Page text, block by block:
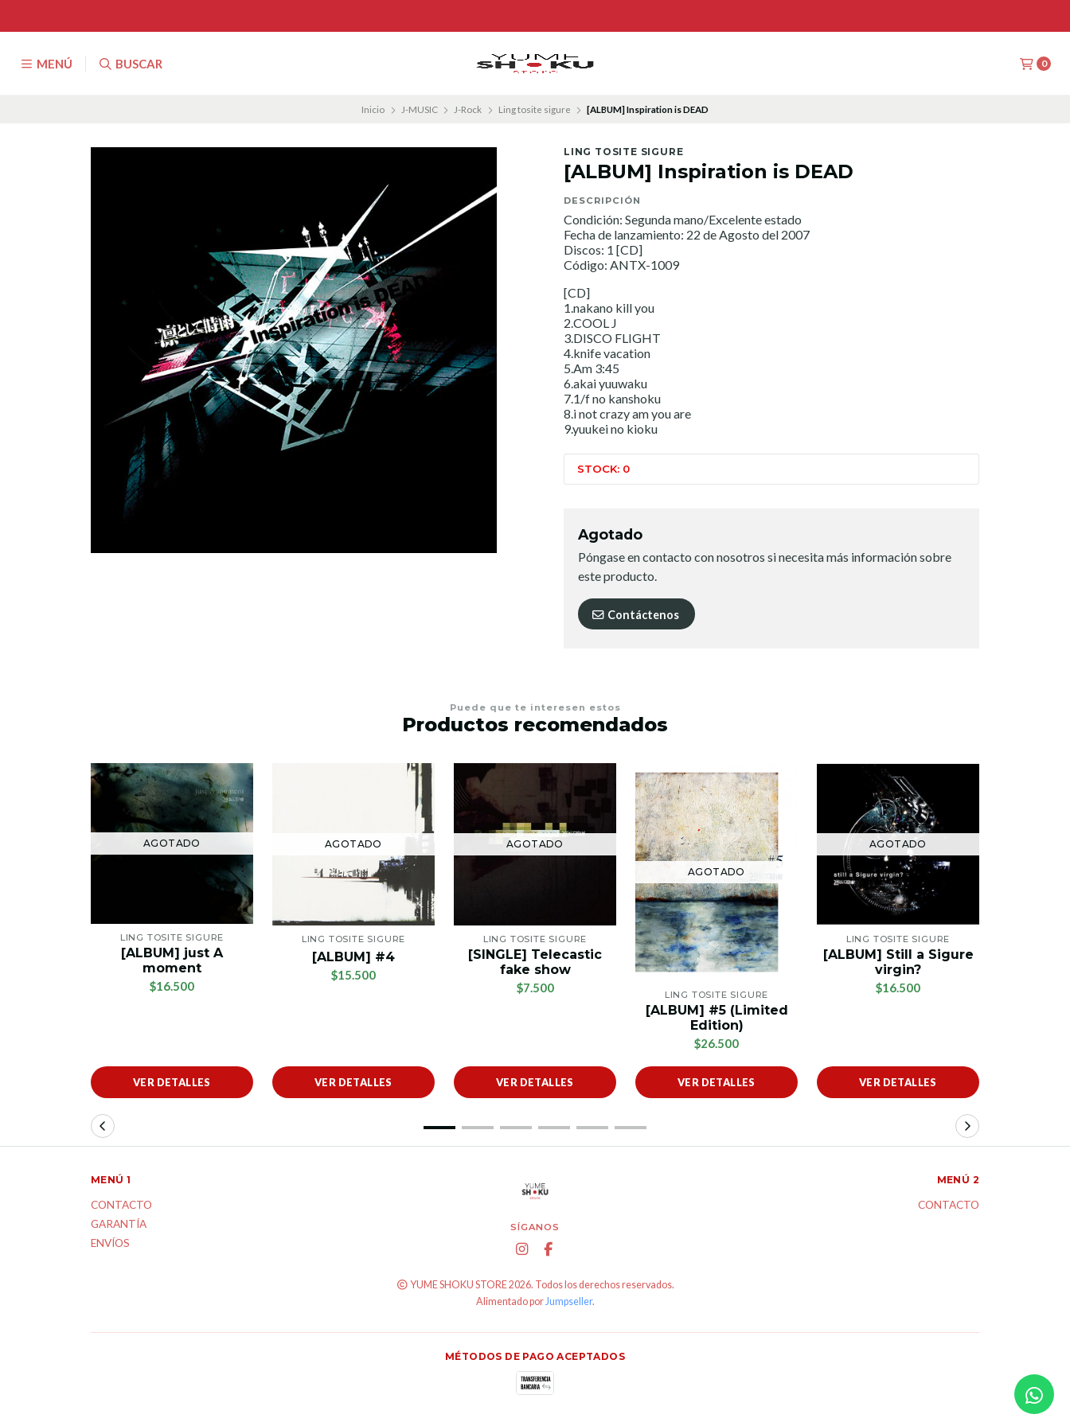
MENÚ BUSCAR 0
Inicio J-MUSIC J-Rock Ling tosite sigure [ALBUM] Inspiration is DEAD
LING TOSITE SIGURE
[ALBUM] Inspiration is DEAD
DESCRIPCIÓN
Condición: Segunda mano/Excelente estado
Fecha de lanzamiento: 22 de Agosto del 2007
Discos: 1 [CD]
Código: ANTX-1009
[CD]
1.nakano kill you
2.COOL J
3.DISCO FLIGHT
4.knife vacation
5.Am 3:45
6.akai yuuwaku
7.1/f no kanshoku
8.i not crazy am you are
9.yuukei no kioku
STOCK: 0
Agotado
Póngase en contacto con nosotros si necesita más información sobre
este producto.
Contáctenos
Puede que te interesen estos
Productos recomendados
AGOTADO
LING TOSITE SIGURE
[ALBUM] just A
moment
$16.500
VER DETALLES
AGOTADO
LING TOSITE SIGURE
[ALBUM] #4
$15.500
VER DETALLES
AGOTADO
LING TOSITE SIGURE
[SINGLE] Telecastic
fake show
$7.500
VER DETALLES
AGOTADO
LING TOSITE SIGURE
[ALBUM] #5 (Limited
Edition)
$26.500
VER DETALLES
AGOTADO
LING TOSITE SIGURE
[ALBUM] Still a Sigure
virgin?
$16.500
VER DETALLES
SÍGANOS
YUME SHOKU STORE 2026. Todos los derechos reservados.
Alimentado por Jumpseller.
MENÚ 1
CONTACTO
GARANTÍA
ENVÍOS
MENÚ 2
CONTACTO
MÉTODOS DE PAGO ACEPTADOS